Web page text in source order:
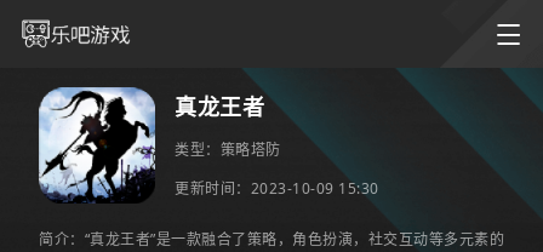
真龙王者
类型： 策略塔防
更新时间：2023-10-09 15:30
简介：“真龙王者”是一款融合了策略，角色扮演，社交互动等多元素的